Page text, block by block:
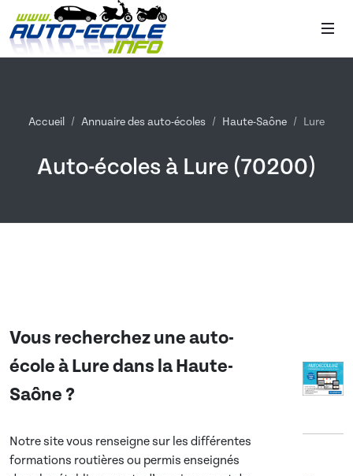
Accueil Annuaire des auto-écoles Haute-Saône Lure
Auto-écoles à Lure (70200)
Vous recherchez une auto-
école àLuredans la Haute-
Saône ?
Notre site vous renseigne sur les différentes
formations routières ou permis enseignés